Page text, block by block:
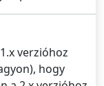
verzióhoz
hogy